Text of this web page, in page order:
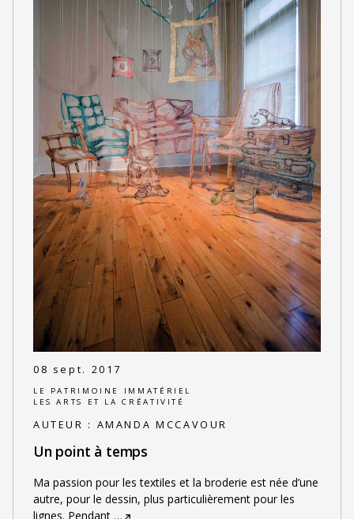
08 sept. 2017
LE PATRIMOINE IMMATÉRIEL
LES ARTS ET LA CRÉATIVITÉ
AUTEUR : AMANDA MCCAVOUR
Un point à temps
Ma passion pour les textiles et la broderie est née d’une
autre, pour le dessin, plus particulièrement pour les
lignes. Pendant…